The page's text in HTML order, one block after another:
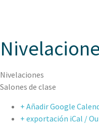
Nivelaciones
Salones de clase
+ Añadir Google
+ exportación iCal /